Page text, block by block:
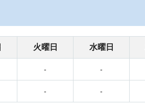
火曜日 水曜日
- -
- -